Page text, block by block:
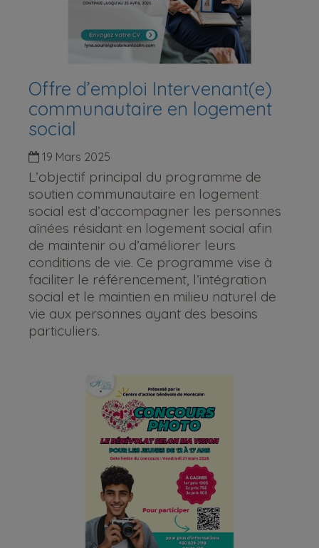
Offre d’emploi Intervenant(e)
communautaire en logement
social
19 Mars 2025
L’objectif principal du programme de
soutien communautaire en logement
social est d’accompagner les personnes
aînées résidant en logement social afin
de maintenir ou d’améliorer leurs
conditions de vie. Ce programme vise à
faciliter le référencement, l’intégration
social et le maintien en milieu naturel de
vie aux personnes ayant des besoins
particuliers.